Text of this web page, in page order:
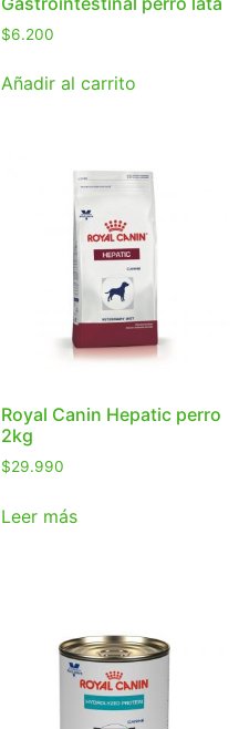
$6.200
Añadir al carrito
Royal Canin Hepatic perro
2kg
$29.990
Leer más